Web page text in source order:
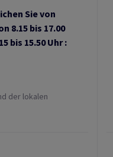
Sie von
8.15 bis 17.00
bis 15.50 Uhr :
der lokalen